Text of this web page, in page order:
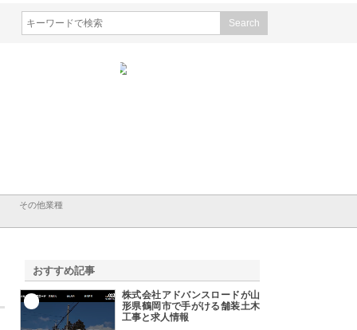
その他業種
おすすめ記事
株式会社アドバンスロードが山
形県鶴岡市で手がける舗装土木
工事と求人情報